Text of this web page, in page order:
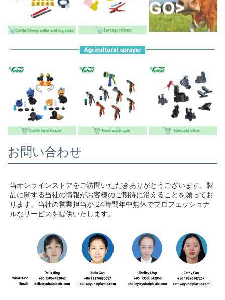
お問い合わせ
当オンラインストアをご訪問いただきありがとうございます。製
品に関する当社の情報がお客様のご期待に沿えることを願ってお
ります。当社の営業担当が 24時間年中無休でプロフェッショナ
ルなサービスを提供いたします。